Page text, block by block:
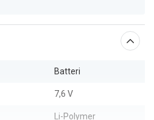
Batteri
7,6 V
Li-Polymer